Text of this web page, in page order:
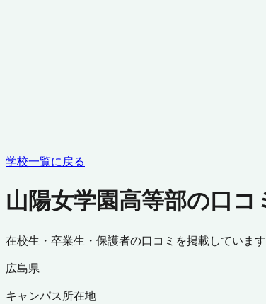
学校一覧に戻る
山陽女学園高等部の口コ
在校生・卒業生・保護者の口コミを掲載していま
広島県
キャンパス所在地